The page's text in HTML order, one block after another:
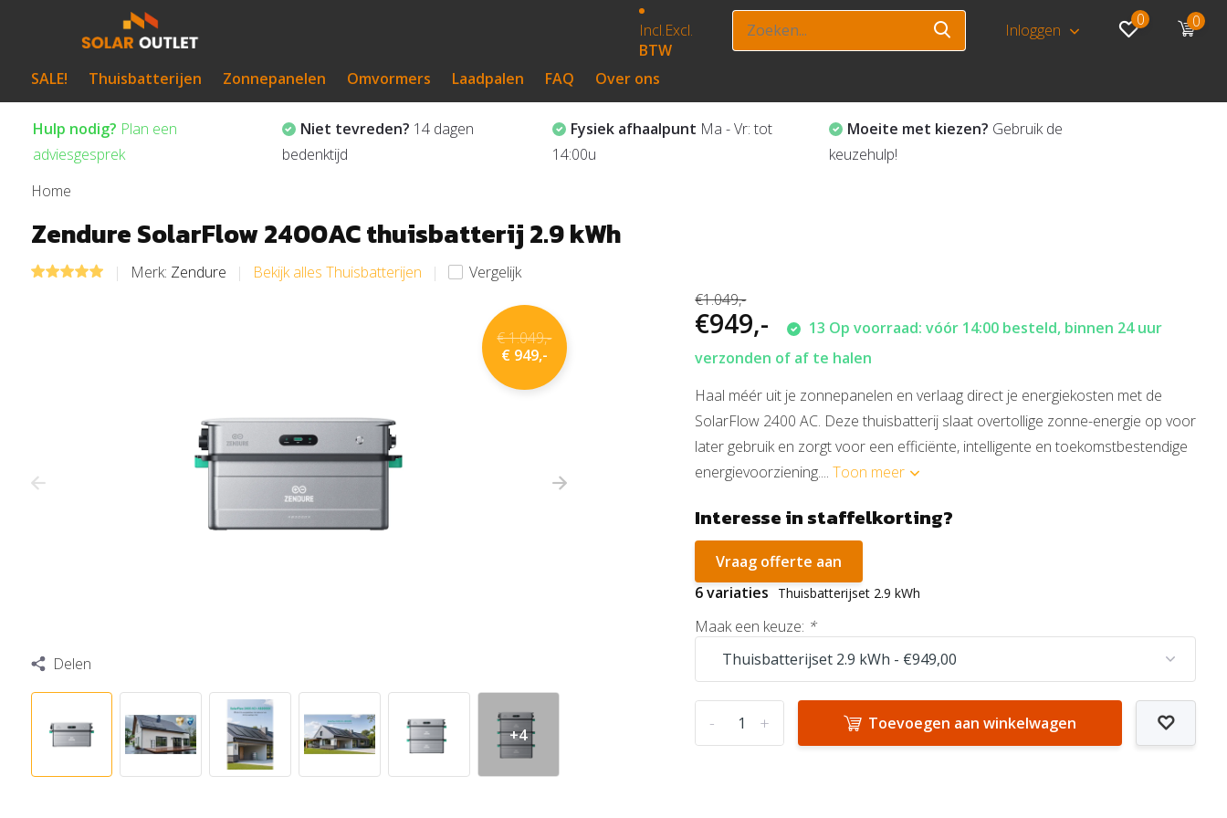
Incl.Excl.
BTW
Inloggen
0 0
SALE! Thuisbatterijen Zonnepanelen Omvormers Laadpalen FAQ Over ons
Hulp nodig? Plan een
adviesgesprek
Niet tevreden? 14 dagen
bedenktijd
Fysiek afhaalpunt Ma - Vr: tot
14:00u
Moeite met kiezen? Gebruik de
keuzehulp!
Home
Zendure SolarFlow 2400AC thuisbatterij 2.9 kWh
Merk: Zendure Bekijk alles Thuisbatterijen Vergelijk
€ 1.049,-
€ 949,-
Delen
+4
€1.049,-
€949,-
13 Op voorraad: vóór 14:00 besteld, binnen 24 uur
verzonden of af te halen
Haal méér uit je zonnepanelen en verlaag direct je energiekosten met de
SolarFlow 2400 AC. Deze thuisbatterij slaat overtollige zonne-energie op voor
later gebruik en zorgt voor een efficiënte, intelligente en toekomstbestendige
energievoorziening....Toon meer
Interesse in staffelkorting?
Vraag offerte aan
6 variaties
Thuisbatterijset 2.9 kWh
Maak een keuze: *
+
- Toevoegen aan winkelwagen